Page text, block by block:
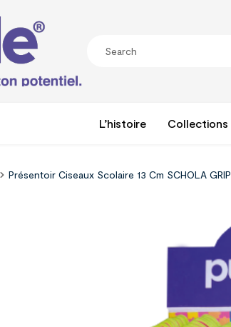
L’histoire Collections
Présentoir Ciseaux Scolaire 13 Cm SCHOLA GRIP